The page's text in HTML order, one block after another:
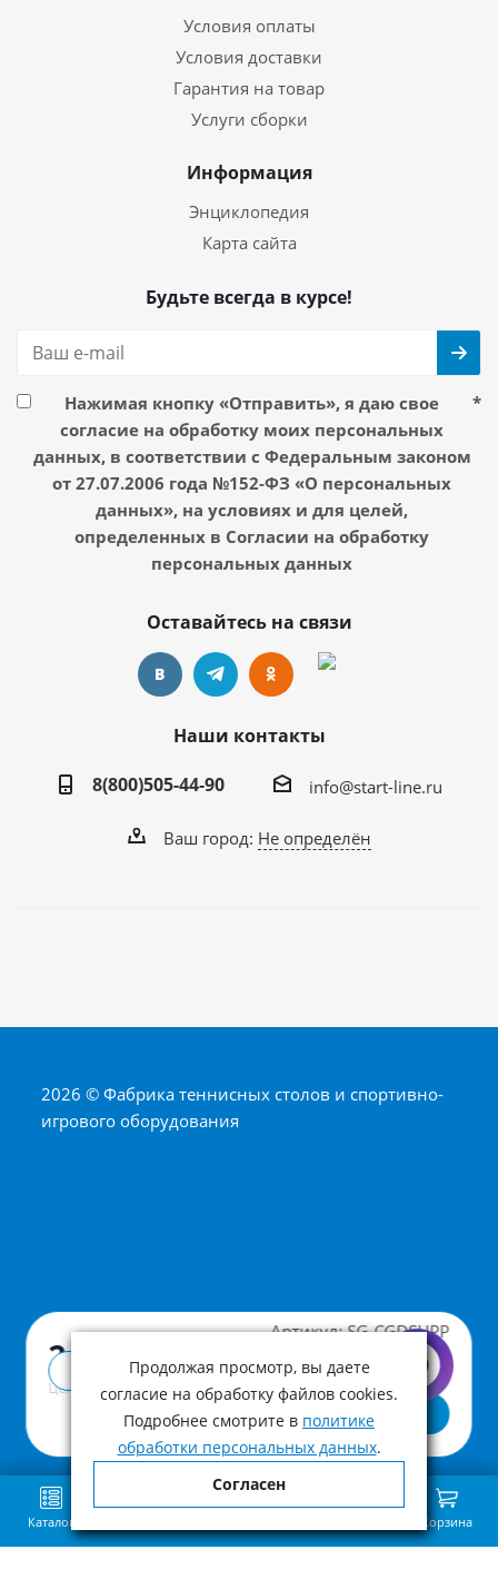
Артикул: SG-CGDSHPP
2 390 ₽
Цена с учетом НДС
В корзину
Купить в 1 клик
Условия оплаты
Условия доставки
Гарантия на товар
Услуги сборки
Информация
Энциклопедия
Карта сайта
Будьте всегда в курсе!
Нажимая кнопку «Отправить», я даю свое
согласие на обработку моих персональных
данных, в соответствии с Федеральным законом
от 27.07.2006 года №152-ФЗ «О персональных
данных», на условиях и для целей,
определенных в Согласии на обработку
персональных данных
*
Оставайтесь на связи
Наши контакты
8(800)505-44-90
info@start-line.ru
Ваш город: Не определён
2026 © Фабрика теннисных столов и спортивно-
игрового оборудования
Каталог Корзина
Продолжая просмотр, вы даете
согласие на обработку файлов cookies.
Подробнее смотрите в политике
обработки персональных данных.
Согласен